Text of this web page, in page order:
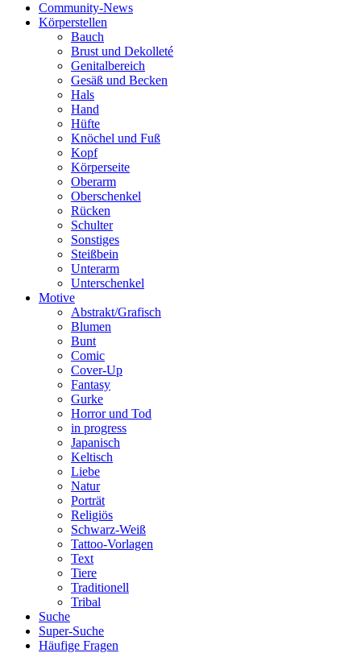
Community-News
Körperstellen
Bauch
Brust und Dekolleté
Genitalbereich
Gesäß und Becken
Hals
Hand
Hüfte
Knöchel und Fuß
Kopf
Körperseite
Oberarm
Oberschenkel
Rücken
Schulter
Sonstiges
Steißbein
Unterarm
Unterschenkel
Motive
Abstrakt/Grafisch
Blumen
Bunt
Comic
Cover-Up
Fantasy
Gurke
Horror und Tod
in progress
Japanisch
Keltisch
Liebe
Natur
Porträt
Religiös
Schwarz-Weiß
Tattoo-Vorlagen
Text
Tiere
Traditionell
Tribal
Suche
Super-Suche
Häufige Fragen